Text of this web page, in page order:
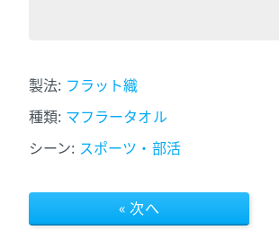
製法: フラット織
種類: マフラータオル
シーン: スポーツ・部活
« 次へ